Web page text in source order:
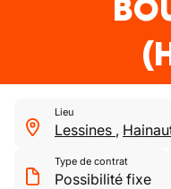
Lieu
Lessines ,
Type de contrat
Possibilité fixe